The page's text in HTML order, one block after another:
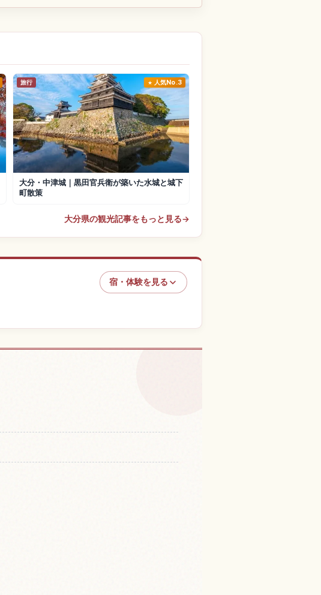
旅行 人気No.3
大分・中津城｜黒田官兵衛が築いた水城と城下
町散策
大分県の観光記事をもっと見る→
宿・体験を見る